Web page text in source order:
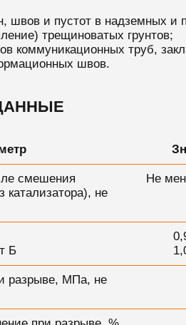
швов и пустот в надземных и
трещиноватых грунтов;
коммуникационных труб,
швов.
смешения
катализатора), не
Не
Б
разрыве, МПа, не